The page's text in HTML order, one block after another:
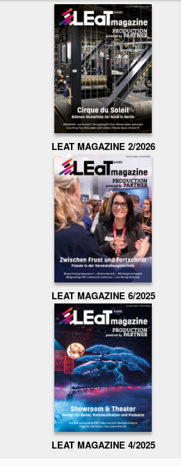
LEAT MAGAZINE 2/2026
LEAT MAGAZINE 6/2025
LEAT MAGAZINE 4/2025